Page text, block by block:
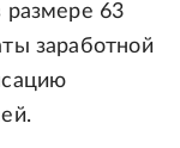
размере 63
заработной